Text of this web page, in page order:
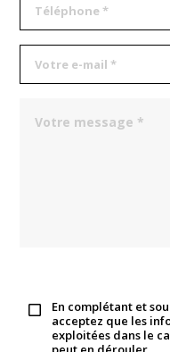
En complétant et
acceptez que les
exploitées dans le